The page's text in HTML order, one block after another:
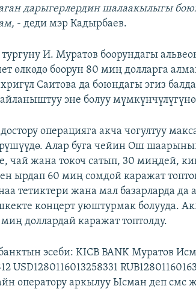
дарыгерлердин шалаакылыгы
- деди мэр Кадырбаев.
И. Муратов боорундагы
өлкөдө боорун 80 миң долларга
Саитова да боюндагы эгиз
эне болуу
операцияга акча чогултуу
Алар буга чейин Ош
чай жана токоч сатып, 30 миңдей,
ырдап 60 миң сомдой каражат
тетиктери жана мал базарларда да
концерт уюштурмак болууда.
доллардай каражат топтолду.
эсеби: KICB BANK Муратов
USD1280116013258331
оператору аркылуу Ысман деп смс